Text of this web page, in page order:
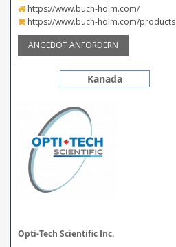
https://www.buch-holm.com/
https://www.buch-holm.com/products
ANGEBOT ANFORDERN
Kanada
Opti-Tech Scientific Inc.